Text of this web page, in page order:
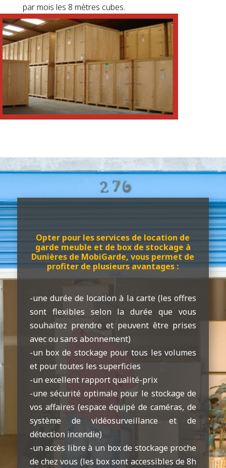
par mois les 8 mètres cubes.
RÉSERVER VOTRE BOX
Opter pour les services de location de
garde meuble et de box de stockage à
Dunières de MobiGarde, vous permet de
profiter de plusieurs avantages :
-une durée de location à la carte (les offres
sont flexibles selon la durée que vous
souhaitez prendre et peuvent être prises
avec ou sans abonnement)
-un box de stockage pour tous les volumes
et pour toutes les superficies
-un excellent rapport qualité-prix
-une sécurité optimale pour le stockage de
vos affaires (espace équipé de caméras, de
système de vidéosurveillance et de
détection incendie)
-un accès libre à un box de stockage proche
de chez vous (les box sont accessibles de 8h